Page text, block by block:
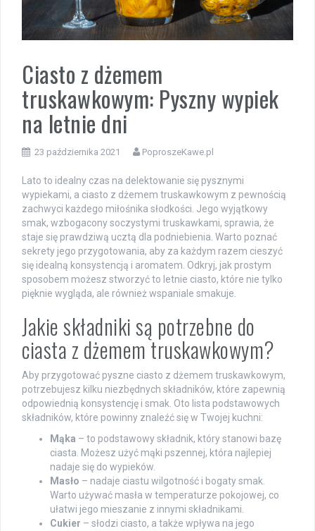
Ciasto z dżemem
truskawkowym: Pyszny wypiek
na letnie dni
23 października 2021 PoproszeKawe.pl
Lato to idealny czas na delektowanie się pysznymi
wypiekami, a ciasto z dżemem truskawkowym z pewnością
zachwyci każdego miłośnika słodkości. Jego wyjątkowy
smak, wzbogacony soczystymi truskawkami, sprawia, że
staje się prawdziwą ucztą dla podniebienia. Warto poznać
sekrety jego przygotowania, aby za każdym razem cieszyć
się idealną konsystencją i aromatem. Odkryj, jak prostym
sposobem możesz stworzyć to letnie ciasto, które nie tylko
pięknie wygląda, ale również wspaniale smakuje.
Jakie składniki są potrzebne do
ciasta z dżemem truskawkowym?
Aby przygotować pyszne ciasto z dżemem truskawkowym,
potrzebujesz kilku niezbędnych składników, które zapewnią
odpowiednią konsystencję i smak. Oto lista podstawowych
składników, które powinny znaleźć się w Twojej kuchni:
Mąka – to podstawowy składnik, który stanowi bazę
ciasta. Możesz użyć mąki pszennej, która najlepiej
nadaje się do wypieków.
Masło – nadaje ciastu wilgotność i bogaty smak.
Warto używać masła w temperaturze pokojowej, co
ułatwi jego mieszanie z innymi składnikami.
Cukier – słodzi ciasto, a także wpływa na jego